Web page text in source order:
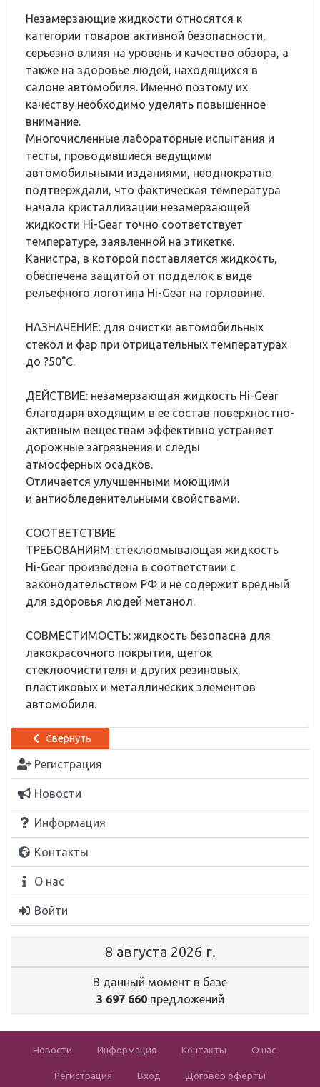
Свернуть
Регистрация
Новости
Информация
Контакты
О нас
Войти
8 августа 2026 г.
В данный момент в базе
3 697 660предложений
Незамерзающие жидкости относятся к
категории товаров активной безопасности,
серьезно влияя на уровень и качество обзора, а
также на здоровье людей, находящихся в
салоне автомобиля. Именно поэтому их
качеству необходимо уделять повышенное
внимание.
Многочисленные лабораторные испытания и
тесты, проводившиеся ведущими
автомобильными изданиями, неоднократно
подтверждали, что фактическая температура
начала кристаллизации незамерзающей
жидкости Hi-Gear точно соответствует
температуре, заявленной на этикетке.
Канистра, в которой поставляется жидкость,
обеспечена защитой от подделок в виде
рельефного логотипа Hi-Gear на горловине.
НАЗНАЧЕНИЕ: для очистки автомобильных
стекол и фар при отрицательных температурах
до ?50°C.
ДЕЙСТВИЕ: незамерзающая жидкость Hi-Gear
благодаря входящим в ее состав поверхностно-
активным веществам эффективно устраняет
дорожные загрязнения и следы
атмосферных осадков.
Отличается улучшенными моющими
и антиобледенительными свойствами.
СООТВЕТСТВИЕ
ТРЕБОВАНИЯМ: стеклоомывающая жидкость
Hi-Gear произведена в соответствии с
законодательством РФ и не содержит вредный
для здоровья людей метанол.
СОВМЕСТИМОСТЬ: жидкость безопасна для
лакокрасочного покрытия, щеток
стеклоочистителя и других резиновых,
пластиковых и металлических элементов
автомобиля.
Новости Информация Контакты О нас
Регистрация Вход Договор оферты